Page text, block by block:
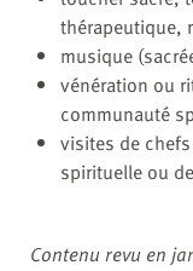
thérapeutique,
musique
vénération ou
communauté
visites de
spirituelle ou
Contenu revu en